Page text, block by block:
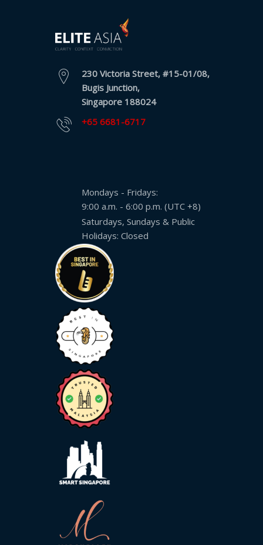
230 Victoria Street, #15-01/08,
Bugis Junction,
Singapore 188024
+65 6681-6717
Mondays - Fridays:
9:00 a.m. - 6:00 p.m. (UTC +8)
Saturdays, Sundays & Public
Holidays: Closed